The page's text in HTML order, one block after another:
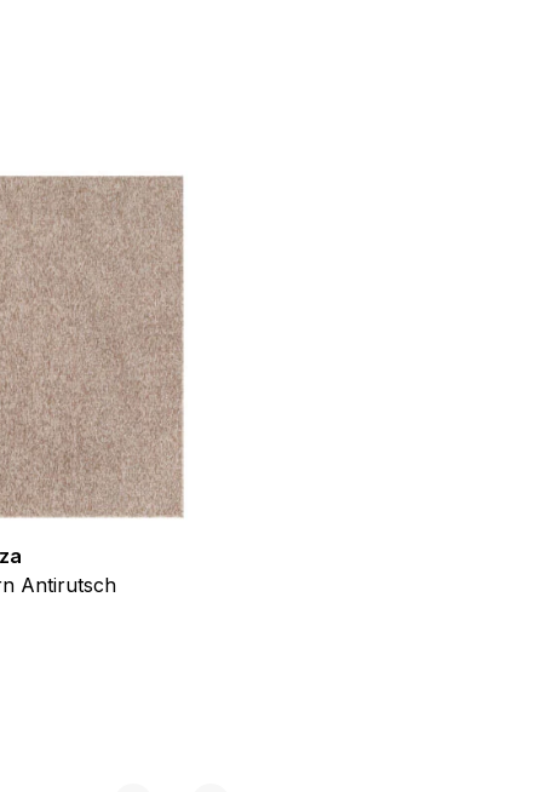
Antirutsch
ist es, Anzeigen
für Herausgeber und
zugeordnet wurden.
akzeptieren